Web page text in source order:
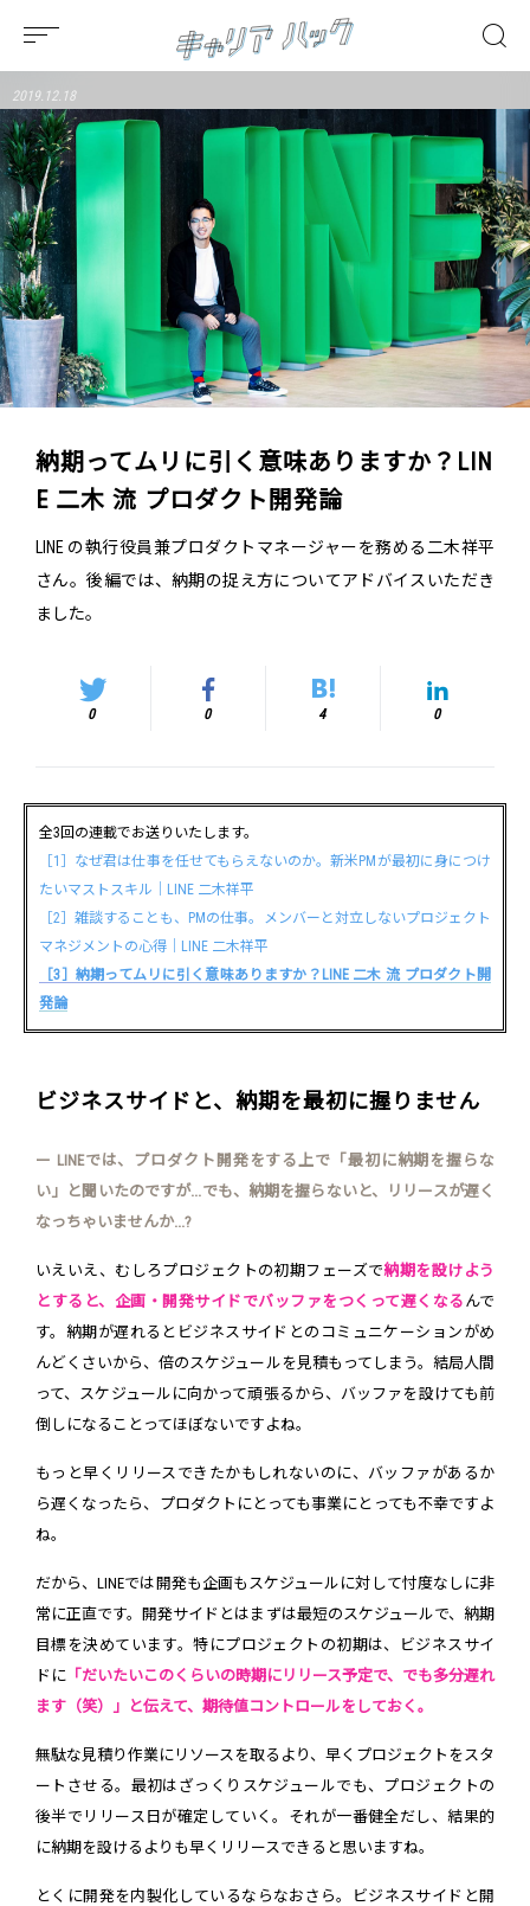
2019.12.18
納期ってムリに引く意味ありますか？LIN
E 二木 流 プロダクト開発論
LINE の執行役員兼プロダクトマネージャーを務める二木祥平
さん。後編では、納期の捉え方についてアドバイスいただき
ました。
0 0 4 0
全3回の連載でお送りいたします。
［1］なぜ君は仕事を任せてもらえないのか。新米PMが最初に身につけ
たいマストスキル｜LINE 二木祥平
［2］雑談することも、PMの仕事。メンバーと対立しないプロジェクト
マネジメントの心得｜LINE 二木祥平
［3］納期ってムリに引く意味ありますか？LINE 二木 流 プロダクト開
発論
ビジネスサイドと、納期を最初に握りません
ー LINEでは、プロダクト開発をする上で「最初に納期を握らな
い」と聞いたのですが...でも、納期を握らないと、リリースが遅く
なっちゃいませんか...?
いえいえ、むしろプロジェクトの初期フェーズで納期を設けよう
とすると、企画・開発サイドでバッファをつくって遅くなる んで
す。納期が遅れるとビジネスサイドとのコミュニケーションがめ
んどくさいから、倍のスケジュールを見積もってしまう。結局人間
って、スケジュールに向かって頑張るから、バッファを設けても前
倒しになることってほぼないですよね。
もっと早くリリースできたかもしれないのに、バッファがあるか
ら遅くなったら、プロダクトにとっても事業にとっても不幸ですよ
ね。
だから、LINEでは開発も企画もスケジュールに対して忖度なしに非
常に正直です。開発サイドとはまずは最短のスケジュールで、納期
目標を決めています。特にプロジェクトの初期は、ビジネスサイ
ドに 「だいたいこのくらいの時期にリリース予定で、でも多分遅れ
ます（笑）」と伝えて、期待値コントロールをしておく。
無駄な見積り作業にリソースを取るより、早くプロジェクトをスタ
ートさせる。最初はざっくりスケジュールでも、プロジェクトの
後半でリリース日が確定していく。それが一番健全だし、結果的
に納期を設けるよりも早くリリースできると思いますね。
とくに開発を内製化しているならなおさら。ビジネスサイドと開